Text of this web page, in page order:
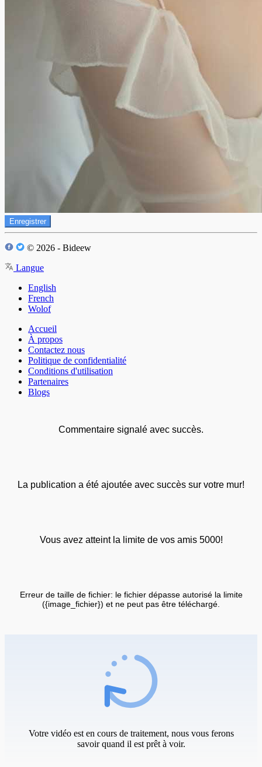
Enregistrer
© 2026 - Bideew
Langue
English
French
Wolof
Accueil
À propos
Contactez nous
Politique de confidentialité
Conditions d'utilisation
Partenaires
Blogs
Commentaire signalé avec succès.
La publication a été ajoutée avec succès sur votre mur!
Vous avez atteint la limite de vos amis 5000!
Erreur de taille de fichier: le fichier dépasse autorisé la limite
({image_fichier}) et ne peut pas être téléchargé.
Votre vidéo est en cours de traitement, nous vous ferons
savoir quand il est prêt à voir.